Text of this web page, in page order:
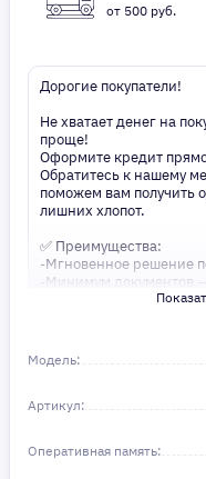
от 500 руб.
Дорогие покупатели!
Не хватает денег на
проще!
Оформите кредит
Обратитесь к нашему
поможем вам получить
лишних хлопот.
✅ Преимущества:
-Мгновенное решение
-Минимум документов
-Удобные сроки и
Получите то, что
удобство — наш
в этом!
Модель:
Артикул:
Оперативная память: